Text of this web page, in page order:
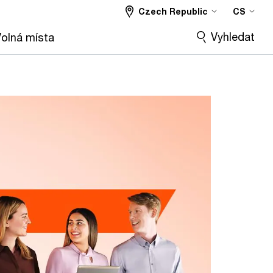
místa
Czech Republic CS
Vyhledat